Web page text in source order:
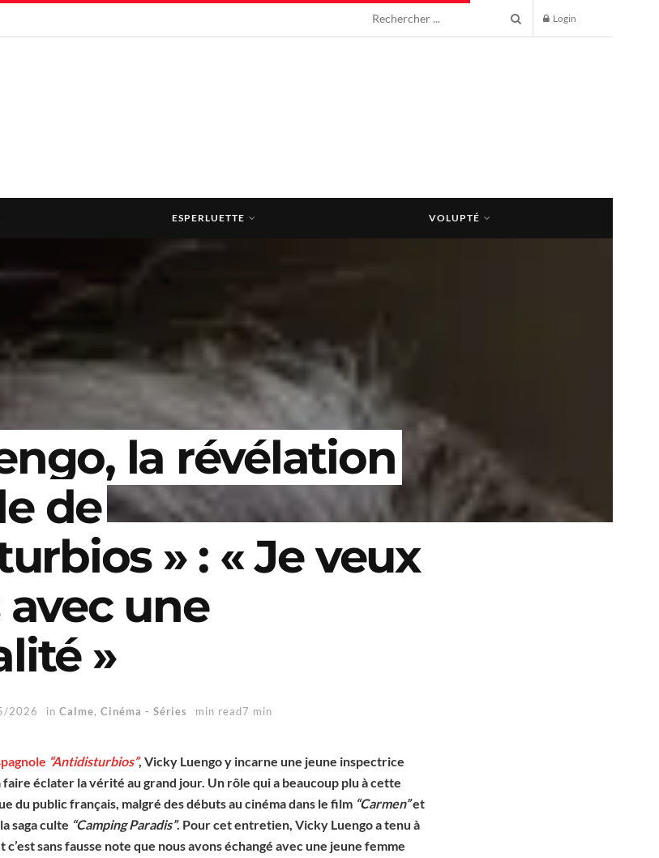
Login
ESPERLUETTE VOLUPTÉ
la révélation
de
» : « Je veux
une
»
2026 in Calme,Cinéma - Séries min read7 min
“Antidisturbios”, Vicky Luengo y incarne une jeune inspectrice
éclater la vérité au grand jour. Un rôle qui a beaucoup plu à cette
du public français, malgré des débuts au cinéma dans le film “Carmen”et
saga culte “Camping Paradis”. Pour cet entretien, Vicky Luengo a tenu à
sans fausse note que nous avons échangé avec une jeune femme